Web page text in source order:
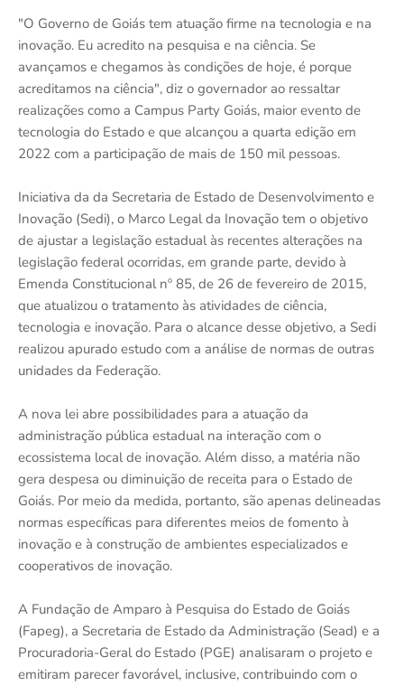
"O Governo de Goiás tem atuação firme na tecnologia e na
inovação. Eu acredito na pesquisa e na ciência. Se
avançamos e chegamos às condições de hoje, é porque
acreditamos na ciência", diz o governador ao ressaltar
realizações como a Campus Party Goiás, maior evento de
tecnologia do Estado e que alcançou a quarta edição em
2022 com a participação de mais de 150 mil pessoas.
Iniciativa da da Secretaria de Estado de Desenvolvimento e
Inovação (Sedi), o Marco Legal da Inovação tem o objetivo
de ajustar a legislação estadual às recentes alterações na
legislação federal ocorridas, em grande parte, devido à
Emenda Constitucional nº 85, de 26 de fevereiro de 2015,
que atualizou o tratamento às atividades de ciência,
tecnologia e inovação. Para o alcance desse objetivo, a Sedi
realizou apurado estudo com a análise de normas de outras
unidades da Federação.
A nova lei abre possibilidades para a atuação da
administração pública estadual na interação com o
ecossistema local de inovação. Além disso, a matéria não
gera despesa ou diminuição de receita para o Estado de
Goiás. Por meio da medida, portanto, são apenas delineadas
normas específicas para diferentes meios de fomento à
inovação e à construção de ambientes especializados e
cooperativos de inovação.
A Fundação de Amparo à Pesquisa do Estado de Goiás
(Fapeg), a Secretaria de Estado da Administração (Sead) e a
Procuradoria-Geral do Estado (PGE) analisaram o projeto e
emitiram parecer favorável, inclusive, contribuindo com o